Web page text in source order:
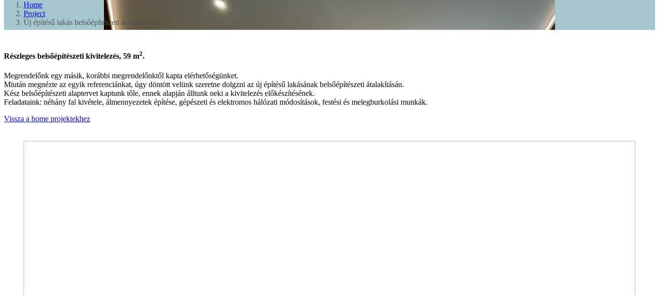
Home
Project
Új építésű lakás belsőépítészeti átalakítása…
Részleges belsőépítészeti kivitelezés, 59 m2.
Megrendelőnk egy másik, korábbi megrendelőnktől kapta elérhetőségünket.
Miután megnézte az egyik referenciánkat, úgy döntött velünk szeretne dolgzni az új építésű lakásának belsőépítészeti átalakításán.
Kész belsőépítészeti alaptervet kaptunk tőle, ennek alapján álltunk neki a kivitelezés előkészítésének.
Feladataink: néhány fal kivétele, álmennyezetek építése, gépészeti és elektromos hálózati módosítások, festési és melegburkolási munkák.
Vissza a home projektekhez